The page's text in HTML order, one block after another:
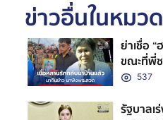
ข่าวอื่นในหมวด
ย่าเชื่อ
ขณะที่พี่ช
537
รัฐบาลเ